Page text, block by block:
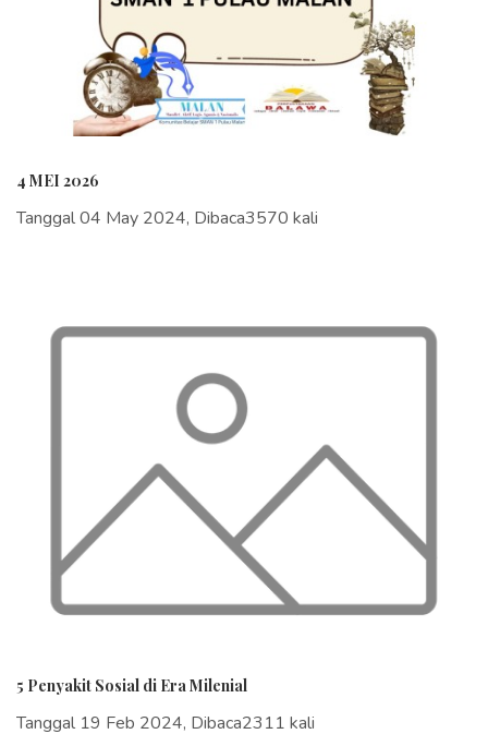
4 MEI 2026
Tanggal 04 May 2024, Dibaca3570 kali
5 Penyakit Sosial di Era Milenial
Tanggal 19 Feb 2024, Dibaca2311 kali